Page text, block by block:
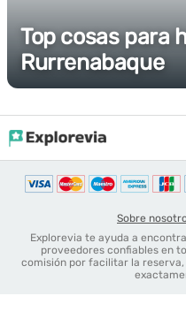
Top cosas para
Rurrenabaque
Sobre
Explorevia te ayuda a
proveedores confiables en
comisión por facilitar la